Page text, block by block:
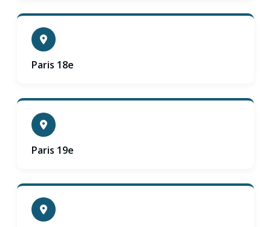
Paris 18e
Paris 19e